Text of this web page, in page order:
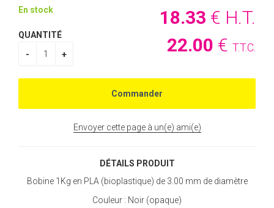
18.33 € H.T.
22.00 € T.T.C.
En stock
QUANTITÉ
Envoyer cette page à un(e) ami(e)
DÉTAILS PRODUIT
Bobine 1Kg en PLA (bioplastique) de 3.00 mm de diamètre
Couleur : Noir (opaque)